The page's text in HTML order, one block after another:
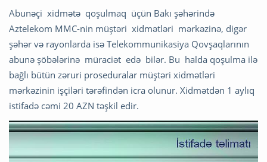
Abunəçi xidmətə qoşulmaq üçün Bakı şəhərində
Aztelekom MMC-nin müştəri xidmətləri mərkəzinə, digər
şəhər və rayonlarda isə Telekommunikasiya Qovşaqlarının
abunə şöbələrinə müraciət edə bilər. Bu halda qoşulma ilə
bağlı bütün zəruri proseduralar müştəri xidmətləri
mərkəzinin işçiləri tərəfindən icra olunur. Xidmətdən 1 aylıq
istifadə cəmi 20 AZN təşkil edir.